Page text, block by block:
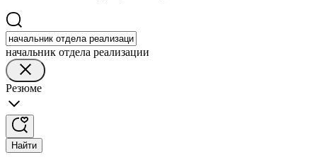
начальник отдела реализации
Резюме
Найти